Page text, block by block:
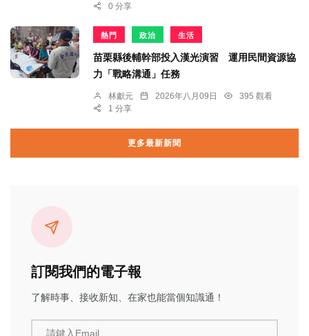
0 分享
熱門 政治 生活
苗栗縣後輔幹部投入漢光演習 運用民間資源協
力「戰略溝通」任務
林獻元 2026年八月09日
395 觀看
1 分享
更多最新新聞
訂閱我們的電子報
了解時事、接收新知、在家也能當個知識通！
請鍵入Email